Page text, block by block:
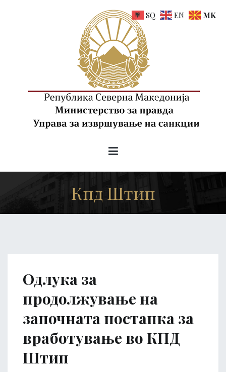
Кпд Штип
Одлука за
продолжување на
започната постапка за
вработување во КПД
Штип
SQ EN MK